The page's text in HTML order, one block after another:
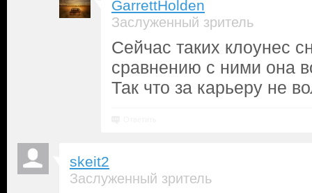
GarrettHolden
Заслуженный зритель
Сейчас таких клоунес
сравнению с ними она
Так что за карьеру не
skeit2
Заслуженный зритель